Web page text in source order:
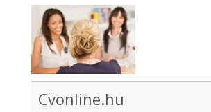
Cvonline.hu